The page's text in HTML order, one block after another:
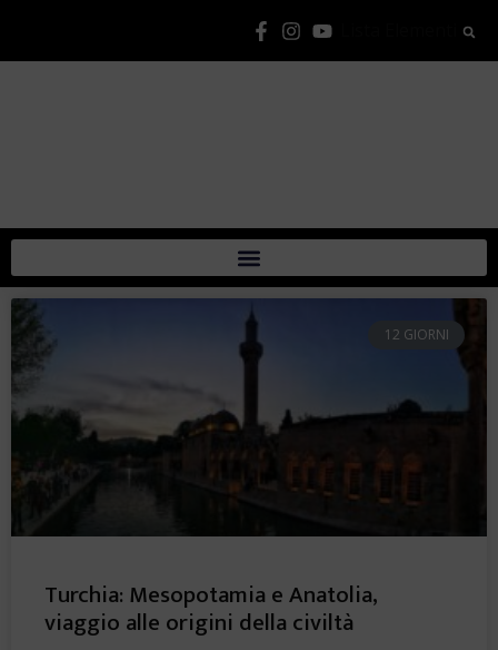
12 GIORNI
Turchia: Mesopotamia e Anatolia,
viaggio alle origini della civiltà